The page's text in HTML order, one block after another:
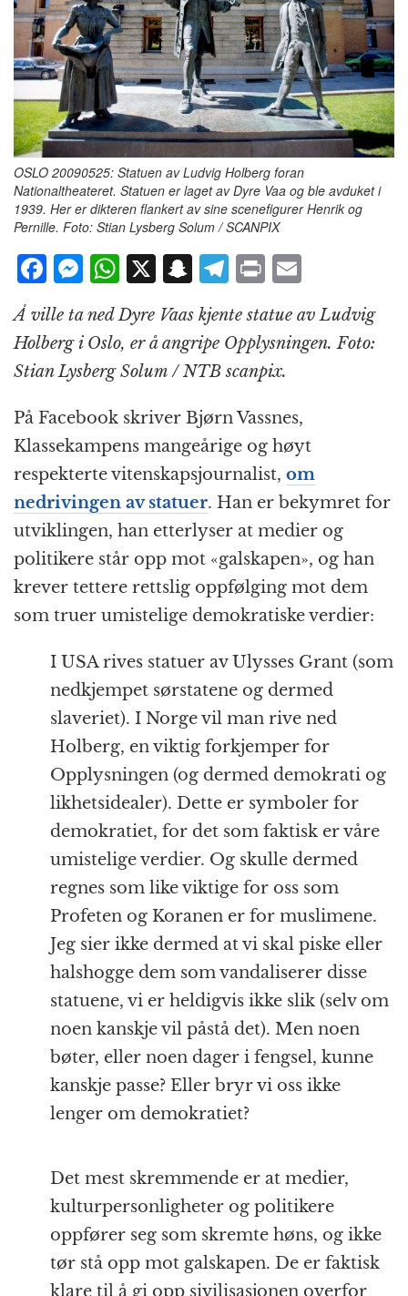
OSLO 20090525: Statuen av Ludvig Holberg foran
Nationaltheateret. Statuen er laget av Dyre Vaa og ble avduket i
1939. Her er dikteren flankert av sine scenefigurer Henrik og
Pernille. Foto: Stian Lysberg Solum / SCANPIX
F
a
c
e
b
o
o
k
M
ss
e
n
g
e
r
W
h
at
s
A
p
p
X S
n
a
p
c
h
at
T
e
g
r
a
m
P
n
t
m
ai
l
Å ville ta ned Dyre Vaas kjentestatue avLudvig
Holberg i Oslo, er å angripe Opplysningen. Foto:
Stian Lysberg Solum / NTB scanpix.
På Facebook skriver Bjørn Vassnes,
Klassekampens mangeårige og høyt
respekterte vitenskapsjournalist, om
nedrivingen av statuer. Han er bekymret for
utviklingen, han etterlyser at medier og
politikere står opp mot «galskapen», og han
krever tettere rettslig oppfølging mot dem
som truer umistelige demokratiske verdier:
I USA rives statuer av Ulysses Grant (som
nedkjempet sørstatene og dermed
slaveriet). I Norge vil man rive ned
Holberg, en viktig forkjemper for
Opplysningen (og dermed demokrati og
likhetsidealer). Dette er symboler for
demokratiet, for det som faktisk er våre
umistelige verdier. Og skulle dermed
regnes som like viktige for oss som
Profeten og Koranen er for muslimene.
Jeg sier ikke dermed at vi skal piske eller
halshogge dem som vandaliserer disse
statuene, vi er heldigvis ikke slik (selv om
noen kanskje vil påstå det). Men noen
bøter, eller noen dager i fengsel, kunne
kanskje passe? Eller bryr vi oss ikke
lenger om demokratiet?
Det mest skremmende er at medier,
kulturpersonligheter og politikere
oppfører seg som skremte høns, og ikke
tør stå opp mot galskapen. De er faktisk
klare til å gi opp sivilisasjonen overfor